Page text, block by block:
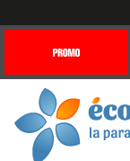
Offres